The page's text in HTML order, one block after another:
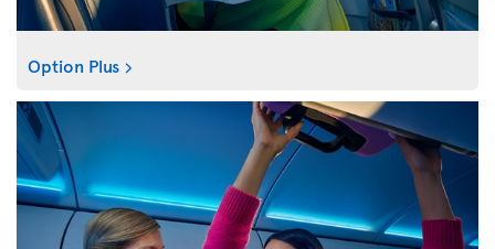
Option Plus